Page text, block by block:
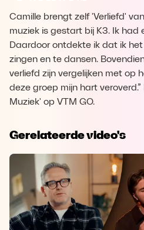
Camille brengt zelf 'Verliefd'
muziek is gestart bij K3. Ik had
Daardoor ontdekte ik dat ik
zingen en te dansen.
verliefd zijn vergelijken met op
deze groep mijn hart
Muziek' op VTM GO.
Gerelateerde video's